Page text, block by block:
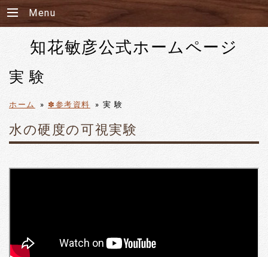
Menu
知花敏彦公式ホームページ
実 験
ホーム » ✽参考資料 » 実 験
水の硬度の可視実験